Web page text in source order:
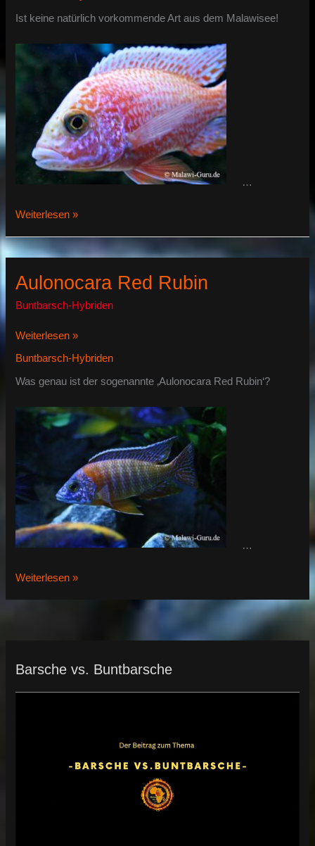
Fish
Ist keine natürlich vorkommende Art aus dem Malawisee!
…
Der
Fire
Fish
Hybride
Weiterlesen »
Aulonocara Red Rubin
Buntbarsch-Hybriden
Aulonocara
Rubin
Weiterlesen »
Buntbarsch-Hybriden
Was genau ist der sogenannte ‚Aulonocara Red Rubin‘?
…
Aulonocara
Weiterlesen »
Barsche vs. Buntbarsche